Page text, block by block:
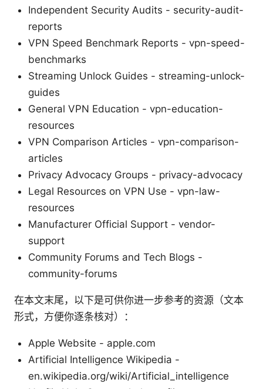
Independent Security Audits - security-audit-
reports
VPN Speed Benchmark Reports - vpn-speed-
benchmarks
Streaming Unlock Guides - streaming-unlock-
guides
General VPN Education - vpn-education-
resources
VPN Comparison Articles - vpn-comparison-
articles
Privacy Advocacy Groups - privacy-advocacy
Legal Resources on VPN Use - vpn-law-
resources
Manufacturer Official Support - vendor-
support
Community Forums and Tech Blogs -
community-forums
在本文末尾，以下是可供你进一步参考的资源（文本
形式，方便你逐条核对）：
Apple Website - apple.com
Artificial Intelligence Wikipedia -
en.wikipedia.org/wiki/Artificial_intelligence